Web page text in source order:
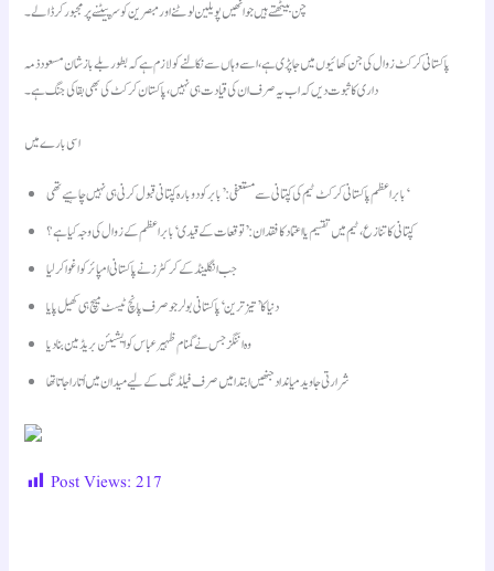
چن بیٹھتے ہیں جو انھیں پویلین لوٹنے اور مبصرین کو سر پیٹنے پر مجبور کر ڈالے۔
پاکستانی کرکٹ زوال کی جن کھائیوں میں جا پڑی ہے، اسے وہاں سے نکالنے کو لازم ہے کہ بطور بلے باز شان مسعود ذمہ
داری کا ثبوت دیں کہ اب یہ صرف ان کی قیادت ہی نہیں، پاکستان کرکٹ کی بھی بقا کی جنگ ہے۔
اسی بارے میں
بابر اعظم پاکستانی کرکٹ ٹیم کی کپتانی سے مستعفی: ’بابر کو دوبارہ کپتانی قبول کرنی ہی نہیں چاہیے تھی‘
کپتانی کا تنازع، ٹیم میں تقسیم یا اعتماد کا فقدان: ’توقعات کے قیدی‘ بابر اعظم کے زوال کی وجہ کیا ہے؟
جب انگلینڈ کے کرکٹرز نے پاکستانی امپائر کو اغوا کر لیا
دنیا کا ’تیز ترین‘ پاکستانی بولر جو صرف پانچ ٹیسٹ میچ ہی کھیل پایا
وہ اننگز جس نے گمنام ظہیر عباس کو ایشیئن بریڈمین بنا دیا
شرارتی جاوید میانداد جنھیں ابتدا میں صرف فیلڈنگ کے لیے میدان میں اُتارا جاتا تھا
Post Views: 217